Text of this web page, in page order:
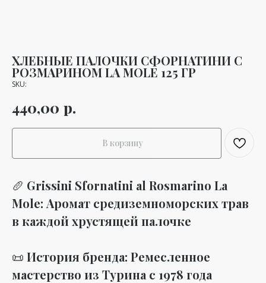
ХЛЕБНЫЕ ПАЛОЧКИ СФОРНАТИНИ С
РОЗМАРИНОМ LA MOLE 125 ГР
SKU:
440,00 р.
В корзину
🥖 Grissini Sfornatini al Rosmarino La
Mole: Аромат средиземноморских трав
в каждой хрустящей палочке
📜 История бренда: Ремесленное
мастерство из Турина с 1978 года